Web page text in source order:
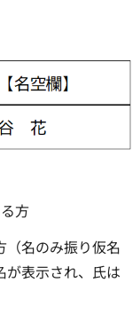
方
（名のみ振り仮名
が表示され、氏は